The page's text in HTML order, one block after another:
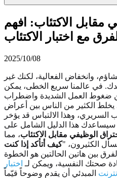
مقابل الاكتئاب: افهم
مع اختبار الاكتئاب
2025/10/08
وانخفاض الفعالية، لكنك غير
في عالمنا سريع الخطى، يمكن
ضغوط العمل الشديدة واضطراب
يخلط الكثير من الناس بين أعراض
السريري، وهذا الالتباس قد يؤخر
هذا الدليل الشامل على
الوظيفي مقابل الاكتئاب، مما
الكثيرون، "كيف أتأكد إذا كنت
بين هاتين الحالتين هو الخطوة
صحتك النفسية، ويمكن لـ اختبار